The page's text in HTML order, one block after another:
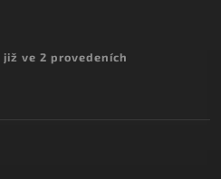
již ve 2 provedeních